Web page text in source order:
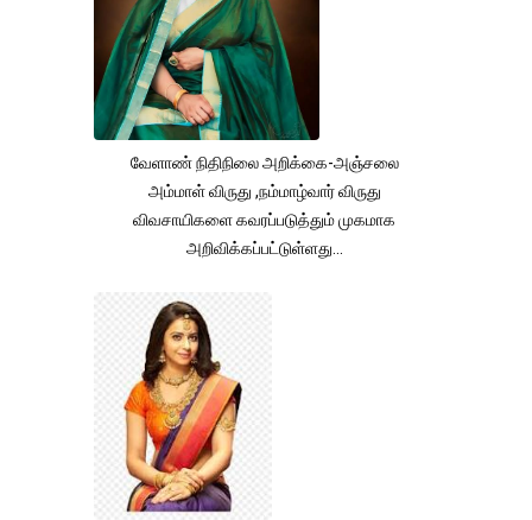
வேளாண் நிதிநிலை அறிக்கை-அஞ்சலை
அம்மாள் விருது ,நம்மாழ்வார் விருது
விவசாயிகளை கவரப்படுத்தும் முகமாக
அறிவிக்கப்பட்டுள்ளது...